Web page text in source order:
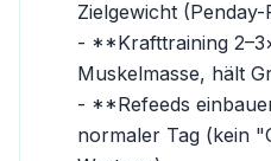
Zielgewicht
- **Krafttraining
Muskelmasse, hält
- **Refeeds
normaler Tag (kein